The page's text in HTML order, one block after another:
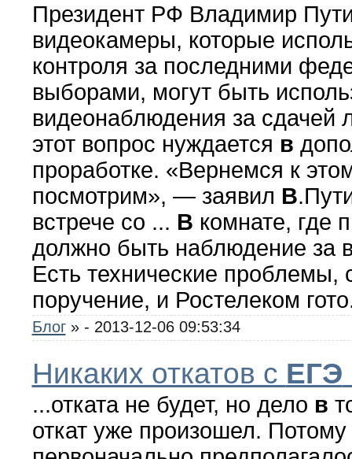
Президент РФ Владимир
видеокамеры, которые
контроля за последними
выборами, могут быть
видеонаблюдения за сдачей
этот вопрос нуждается в
проработке. «Вернемся к
посмотрим», — заявил В
встрече со ... В комнате, где
должно быть наблюдение за
Есть технические проблемы,
поручение, и Ростелеком гото
Блог » - 2013-12-06 09:53:34
Никаких откатов с ЕГЭ
...отката не будет, но дело в
откат уже произошел. Потому